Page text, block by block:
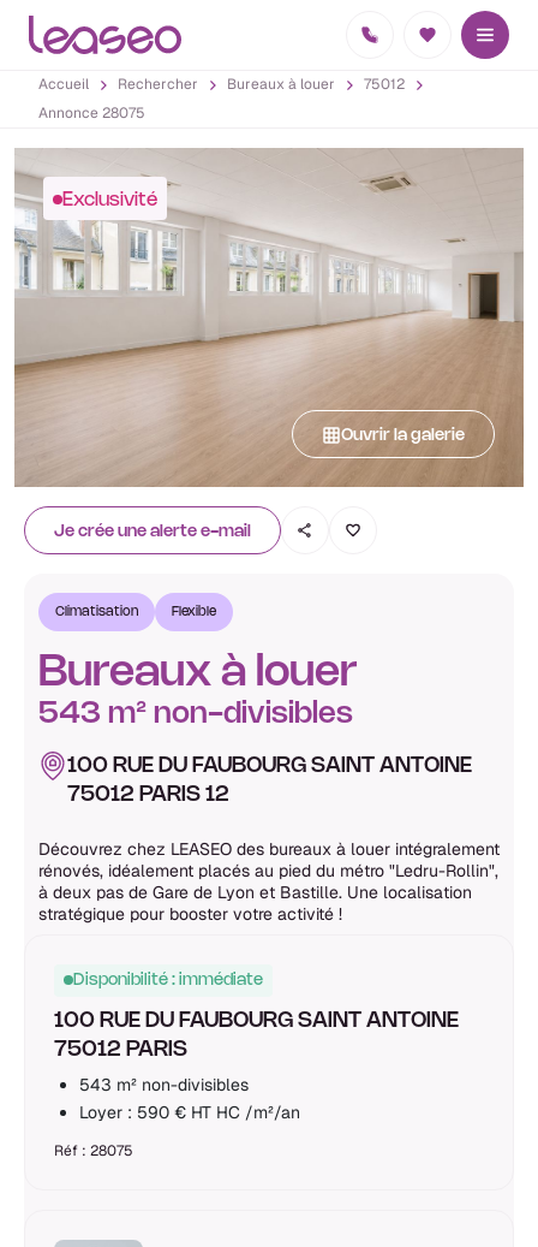
Accueil Rechercher Bureaux à louer
75012
Annonce 28075
Exclusivité
Ouvrir la galerie
Je crée une alerte e-mail
Climatisation Flexible
Bureaux à louer
543 m² non-divisibles
100 RUE DU FAUBOURG SAINT ANTOINE
75012 PARIS 12
Découvrez chez LEASEO des bureaux à louer intégralement
rénovés, idéalement placés au pied du métro "Ledru-Rollin",
à deux pas de Gare de Lyon et Bastille. Une localisation
stratégique pour booster votre activité !
Disponibilité : immédiate
100 RUE DU FAUBOURG SAINT ANTOINE
75012 PARIS
543 m² non-divisibles
Loyer : 590 € HT HC /m²/an
Réf : 28075